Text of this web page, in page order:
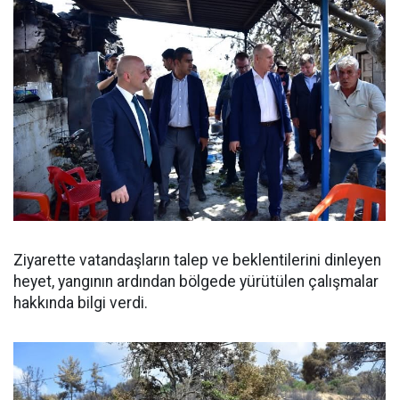
Ziyarette vatandaşların talep ve beklentilerini dinleyen
heyet, yangının ardından bölgede yürütülen çalışmalar
hakkında bilgi verdi.